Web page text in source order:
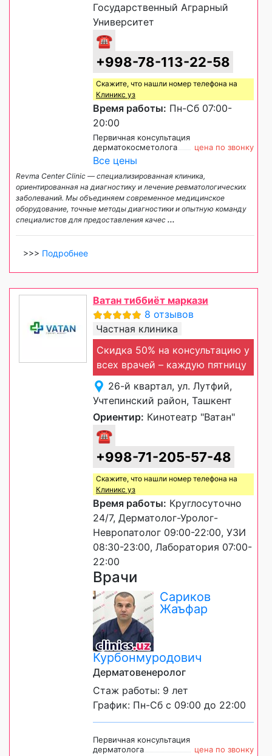
Государственный Аграрный
Университет
☎
+998-78-113-22-58
Скажите, что нашли номер телефона на
Клиникс уз
Время работы: Пн-Сб 07:00-
20:00
Первичная консультация
дерматокосметолога
цена по звонку
Все цены
Revma Center Clinic — специализированная клиника,
ориентированная на диагностику и лечение ревматологических
заболеваний. Мы объединяем современное медицинское
оборудование, точные методы диагностики и опытную команду
специалистов для предоставления качес ...
>>> Подробнее
Ватан тиббиёт маркази
8 отзывов
Частная клиника
Скидка 50% на консультацию у
всех врачей – каждую пятницу
26-й квартал, ул. Лутфий,
Учтепинский район, Ташкент
Ориентир: Кинотеатр "Ватан"
☎
+998-71-205-57-48
Скажите, что нашли номер телефона на
Клиникс уз
Время работы: Круглосуточно
24/7, Дерматолог-Уролог-
Невропатолог 09:00-22:00, УЗИ
08:30-23:00, Лаборатория 07:00-
22:00
Врачи
Сариков
Жаъфар
Курбонмуродович
Дерматовенеролог
Стаж работы: 9 лет
График: Пн-Сб с 09:00 до 22:00
Первичная консультация
дерматолога
цена по звонку